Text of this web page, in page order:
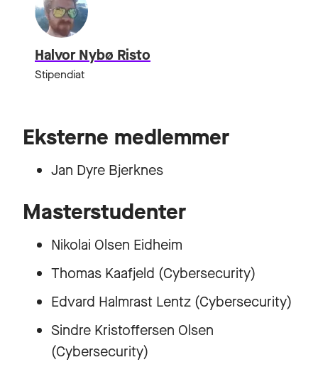
Halvor Nybø Risto
Stipendiat
Eksterne medlemmer
Jan Dyre Bjerknes
Masterstudenter
Nikolai Olsen Eidheim
Thomas Kaafjeld (Cybersecurity)
Edvard Halmrast Lentz (Cybersecurity)
Sindre Kristoffersen Olsen
(Cybersecurity)